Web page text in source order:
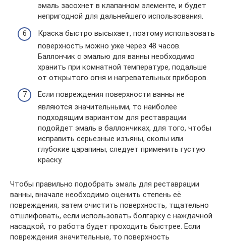
эмаль засохнет в клапанном элементе, и будет
непригодной для дальнейшего использования.
Краска быстро высыхает, поэтому использовать
поверхность можно уже через 48 часов.
Баллончик с эмалью для ванны необходимо
хранить при комнатной температуре, подальше
от открытого огня и нагревательных приборов.
Если повреждения поверхности ванны не
являются значительными, то наиболее
подходящим вариантом для реставрации
подойдет эмаль в баллончиках, для того, чтобы
исправить серьезные изъяны, сколы или
глубокие царапины, следует применить густую
краску.
Чтобы правильно подобрать эмаль для реставрации
ванны, вначале необходимо оценить степень её
повреждения, затем очистить поверхность, тщательно
отшлифовать, если использовать болгарку с наждачной
насадкой, то работа будет проходить быстрее. Если
повреждения значительные, то поверхность